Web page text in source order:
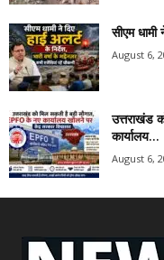
सीएम धामी
August 6,
उत्तराखंड
कार्यालय...
August 6,